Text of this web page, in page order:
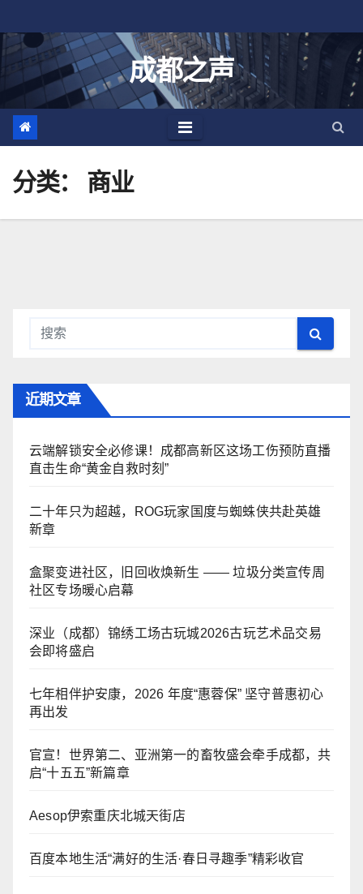
至
成都之声
分类： 商业
近期文章
云端解锁安全必修课！成都高新区这场工伤预防直播
直击生命“黄金自救时刻”
二十年只为超越，ROG玩家国度与蜘蛛侠共赴英雄
新章
盒聚变进社区，旧回收焕新生 —— 垃圾分类宣传周
社区专场暖心启幕
深业（成都）锦绣工场古玩城2026古玩艺术品交易
会即将盛启
七年相伴护安康，2026 年度“惠蓉保” 坚守普惠初心
再出发
官宣！世界第二、亚洲第一的畜牧盛会牵手成都，共
启“十五五”新篇章
Aesop伊索重庆北城天街店
百度本地生活“满好的生活·春日寻趣季”精彩收官